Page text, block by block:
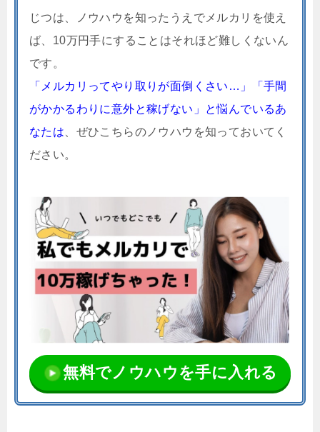
じつは、ノウハウを知ったうえでメルカリを使え
ば、10万円手にすることはそれほど難しくないん
です。
「メルカリってやり取りが面倒くさい…」「手間
がかかるわりに意外と稼げない」と悩んでいるあ
なたは 、ぜひこちらのノウハウを知っておいてく
ださい。
無料でノウハウを手に入れる